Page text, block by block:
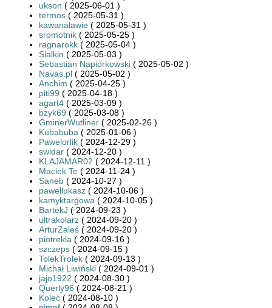
ukson ( 2025-06-01 )
termos ( 2025-05-31 )
kawanalawie ( 2025-05-31 )
sromotnik ( 2025-05-25 )
ragnarokk ( 2025-05-04 )
Sialkin ( 2025-05-03 )
Sebastian Napiórkowski ( 2025-05-02 )
Navas.pl ( 2025-05-02 )
Anchim ( 2025-04-25 )
piti99 ( 2025-04-18 )
agart4 ( 2025-03-09 )
bzyk69 ( 2025-03-08 )
GminerWutliner ( 2025-02-26 )
Kubabuba ( 2025-01-06 )
Pawelorlik ( 2024-12-29 )
swidar ( 2024-12-20 )
KLAJAMAR02 ( 2024-12-11 )
Maciek Te ( 2024-11-24 )
Saneb ( 2024-10-27 )
pawellukasz ( 2024-10-06 )
kamyktargowa ( 2024-10-05 )
BartekJ ( 2024-09-23 )
ultrakolarz ( 2024-09-20 )
ArturZaleś ( 2024-09-20 )
piotrekla ( 2024-09-16 )
szczeps ( 2024-09-15 )
TolekTrolek ( 2024-09-13 )
Michał Liwiński ( 2024-09-01 )
jajo1922 ( 2024-08-30 )
Querly96 ( 2024-08-21 )
Kolec ( 2024-08-10 )